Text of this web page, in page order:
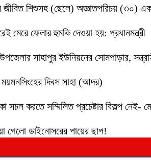
শিশুসহ (ছেলে) অজ্ঞাতপরিচয় (৩০) এক
মেরে ফেলার হুমকি দেওয়া হয়: প্রধানমন্ত্রী
উপজেলার সাহাপুর ইউনিয়নের সোমপাড়ার,
ময়মনসিংহের দিবস সাহা (আদর)
সচল করতে সম্মিলিত প্রচেষ্টার বিকল্প নেই-
গেলো ডাইনোসরের পায়ের ছাপ!